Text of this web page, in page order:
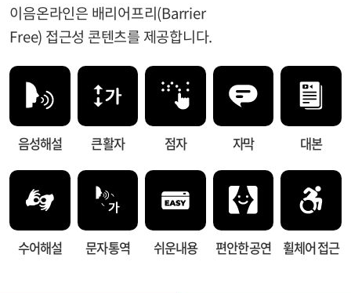
이음온라인은 배리어프리(Barrier
Free) 접근성 콘텐츠를 제공합니다.
음성해설 큰 활자 점자 자막 대본
수어해설 문자 통역 쉬운내용 편안한 공연 휠체어 접근